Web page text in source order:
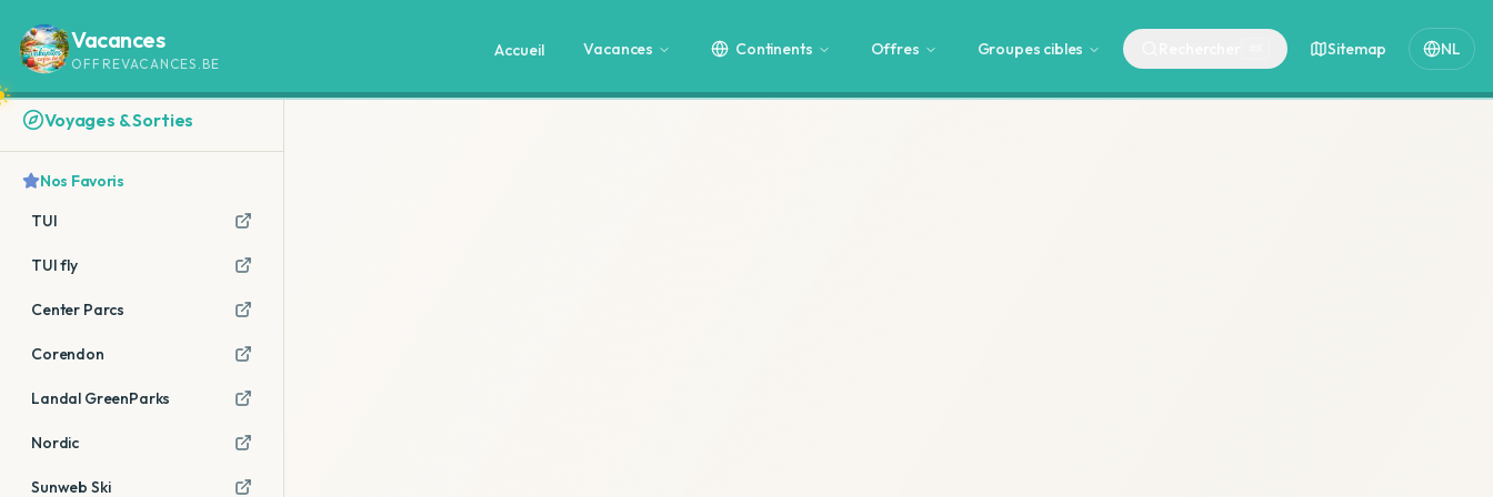
Vacances
OFFREVACANCES.BE
Accueil Vacances Continents Offres Groupes cibles Sitemap NL
Voyages & Sorties
Nos Favoris
TUI
TUI fly
Center Parcs
Corendon
Landal GreenParks
Nordic
Sunweb Ski